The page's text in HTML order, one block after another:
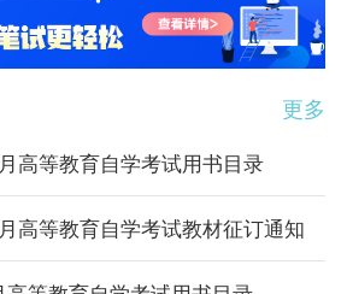
更多
高等教育自学考试用书目录
高等教育自学考试教材征订通知